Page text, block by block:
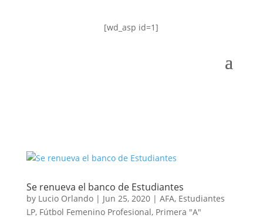
[wd_asp id=1]
Se renueva el banco de Estudiantes
by Lucio Orlando| Jun 25, 2020| AFA, Estudiantes
LP, Fútbol Femenino Profesional, Primera "A"